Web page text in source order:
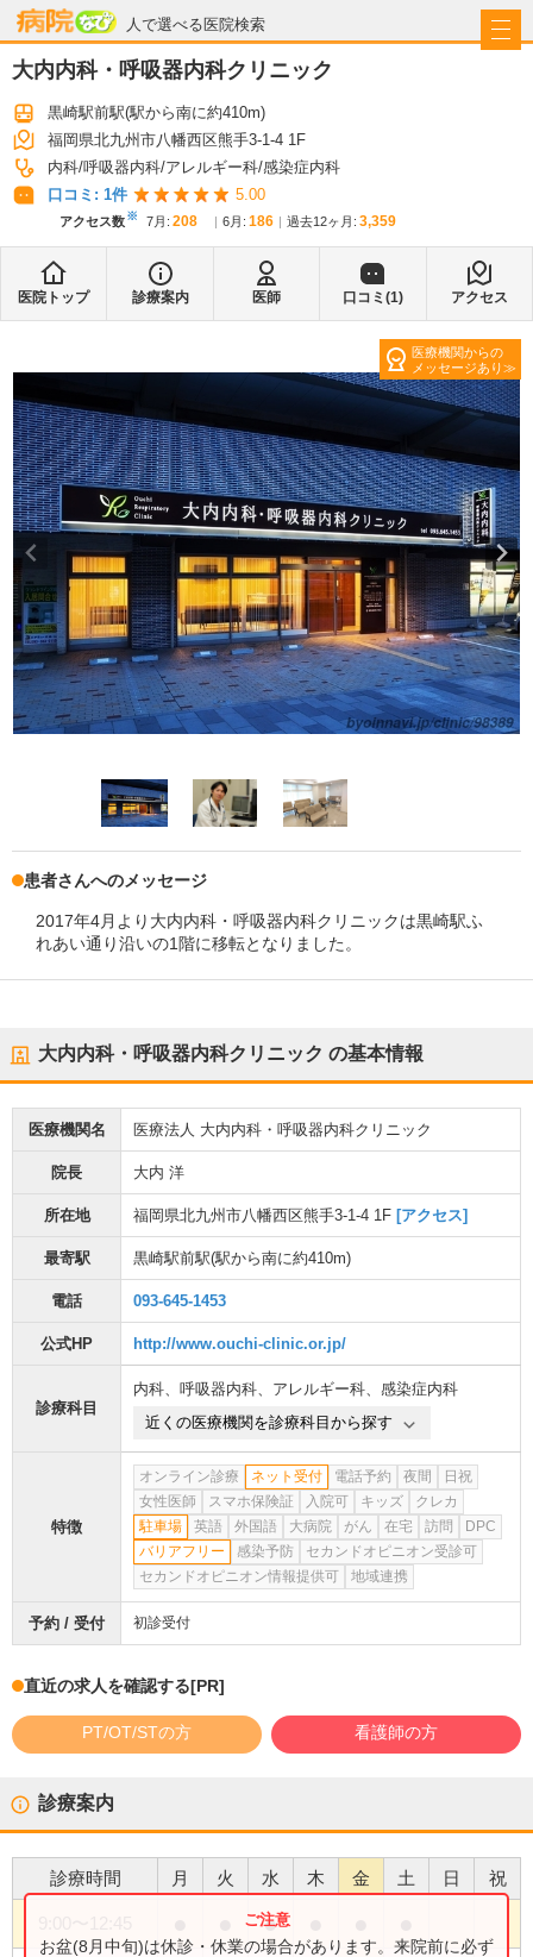
人で選べる医院検索
病院なび
大内内科・呼吸器内科クリニック
黒崎駅前駅(駅から南に約410m)
福岡県北九州市八幡西区熊手3-1-4 1F
内科 呼吸器内科 アレルギー科 感染症内科
口コミ: 1件 5.00
アクセス数※ 7月 : 208 6月 : 186 過去12ヶ月: 3,359
医院トップ 診療案内 医師 口コミ(1) アクセス
医療機関からの
メッセージあり
患者さんへのメッセージ
2017年4月より大内内科・呼吸器内科クリニックは黒崎駅ふ
れあい通り沿いの1階に移転となりました。
大内内科・呼吸器内科クリニック の基本情報
医療機関名 医療法人 大内内科・呼吸器内科クリニック
院長 大内 洋
所在地 福岡県北九州市八幡西区熊手3-1-4 1F [アクセス]
最寄駅 黒崎駅前駅(駅から南に約410m)
電話 093-645-1453
公式HP http://www.ouchi-clinic.or.jp/
診療科目
内科、 呼吸器内科、 アレルギー科、 感染症内科
近くの医療機関を診療科目から探す
特徴
オンライン診療 ネット受付 電話予約 夜間
日祝
女性医師
スマホ保険証 入院可 キッズ
クレカ
駐車場
英語 外国語 大病院 がん 在宅 訪問
DPC
バリアフリー
感染予防
セカンドオピニオン受診可
セカンドオピニオン情報提供可
地域連携
予約 / 受付 初診受付
直近の求人を確認する[PR]
PT/OT/STの方 看護師の方
診療案内
診療時間 月 火 水 木 金 土 日 祝
●
お盆(8月中旬)は休診・休業の場合があります。来院前に必ず